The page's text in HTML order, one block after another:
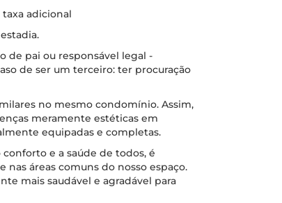
adicional
de pai ou responsável legal -
de ser um terceiro: ter procuração
no mesmo condomínio. Assim,
meramente estéticas em
equipadas e completas.
e a saúde de todos, é
áreas comuns do nosso espaço.
mais saudável e agradável para